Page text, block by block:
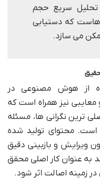
تحلیل سریع حجم
هاست که دستیابی
می سازد.
از هوش مصنوعی در
نیز همراه است که
ترین نگرانی ها، مسئله
محتوای تولید شده
ویرایش و بازبینی دقیق
به عنوان کار اصلی محقق
زمینه اصالت اثر شود.